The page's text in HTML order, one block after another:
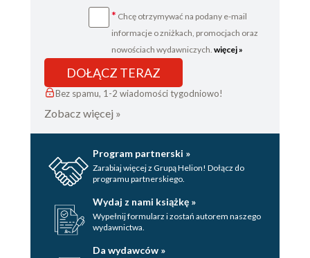
* Chcę otrzymywać na podany e-mail
informacje o zniżkach, promocjach oraz
nowościach wydawniczych. więcej »
DOŁĄCZ TERAZ
Bez spamu, 1-2 wiadomości tygodniowo!
Zobacz więcej »
Program partnerski »
Zarabiaj więcej z Grupą Helion! Dołącz do
programu partnerskiego.
Wydaj z nami książkę »
Wypełnij formularz i zostań autorem naszego
wydawnictwa.
Da wydawców »